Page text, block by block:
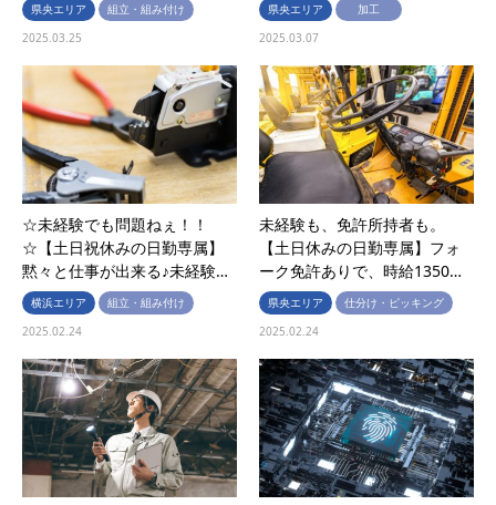
県央エリア
組立・組み付け
2025.03.25
県央エリア
加工
2025.03.07
☆未経験でも問題ねぇ！！
☆【土日祝休みの日勤専属】
黙々と仕事が出来る♪未経験…
横浜エリア
組立・組み付け
2025.02.24
未経験も、免許所持者も。
【土日休みの日勤専属】フォ
ーク免許ありで、時給1350…
県央エリア
仕分け・ピッキング
2025.02.24